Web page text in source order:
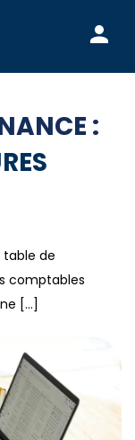
:
table de
comptables
[…]